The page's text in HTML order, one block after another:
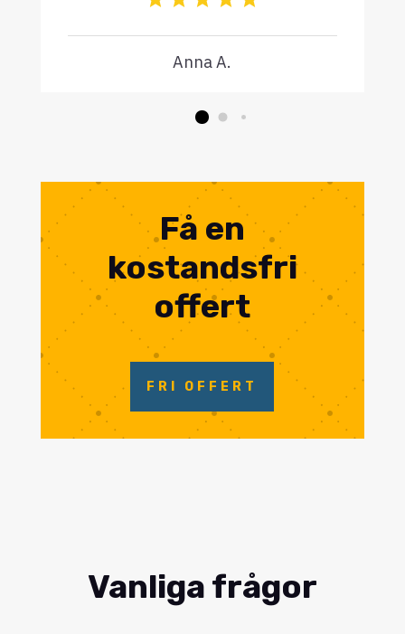
Anna A.
Få en
kostandsfri
offert
FRI OFFERT
Vanliga frågor